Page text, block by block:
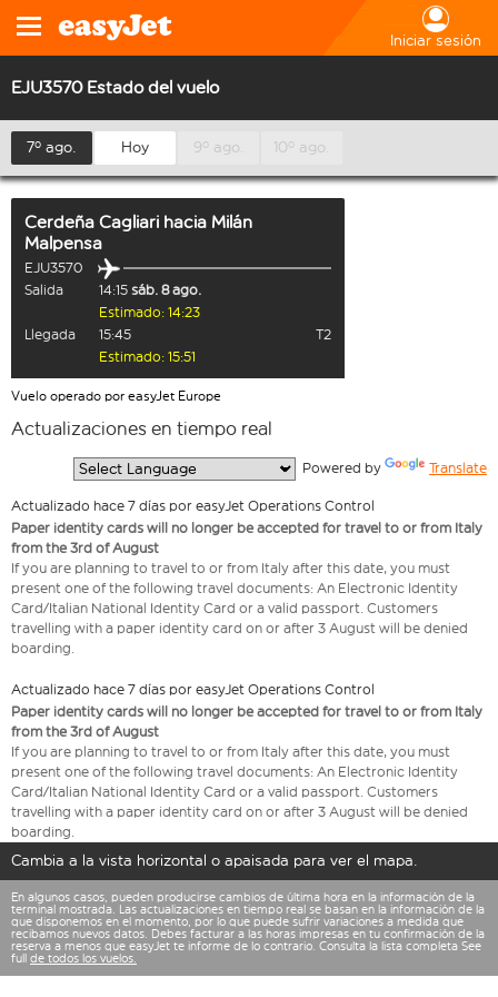
Iniciar sesión
EJU3570 Estado del vuelo
7º ago. Hoy 9º ago. 10º ago.
Cerdeña Cagliari hacia Milán
Malpensa
EJU3570
Salida
14:15 sáb. 8 ago.
Estimado: 14:23
Llegada
15:45
T2
Estimado: 15:51
Vuelo operado por easyJet Europe
Actualizaciones en tiempo real
Powered by Translate
Actualizado hace 7 días por easyJet Operations Control
Paper identity cards will no longer be accepted for travel to or from Italy
from the 3rd of August
If you are planning to travel to or from Italy after this date, you must
present one of the following travel documents: An Electronic Identity
Card/Italian National Identity Card or a valid passport. Customers
travelling with a paper identity card on or after 3 August will be denied
boarding.
Actualizado hace 7 días por easyJet Operations Control
Paper identity cards will no longer be accepted for travel to or from Italy
from the 3rd of August
If you are planning to travel to or from Italy after this date, you must
present one of the following travel documents: An Electronic Identity
Card/Italian National Identity Card or a valid passport. Customers
travelling with a paper identity card on or after 3 August will be denied
boarding.
Cambia a la vista horizontal o apaisada para ver el mapa.
En algunos casos, pueden producirse cambios de última hora en la información de la
terminal mostrada. Las actualizaciones en tiempo real se basan en la información de la
que disponemos en el momento, por lo que puede sufrir variaciones a medida que
recibamos nuevos datos. Debes facturar a las horas impresas en tu confirmación de la
reserva a menos que easyJet te informe de lo contrario. Consulta la lista completa See
full de todos los vuelos.